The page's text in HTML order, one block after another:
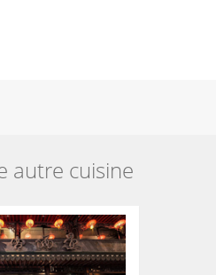
autre cuisine